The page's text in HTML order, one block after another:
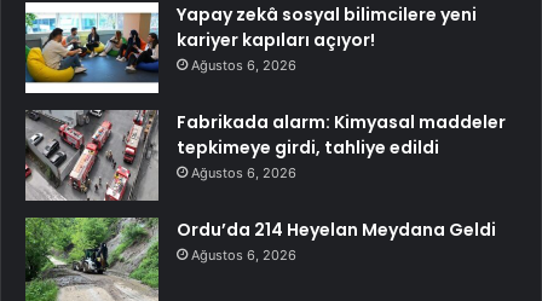
Yapay zekâ sosyal bilimcilere yeni
kariyer kapıları açıyor!
Ağustos 6, 2026
Fabrikada alarm: Kimyasal maddeler
tepkimeye girdi, tahliye edildi
Ağustos 6, 2026
Ordu’da 214 Heyelan Meydana Geldi
Ağustos 6, 2026